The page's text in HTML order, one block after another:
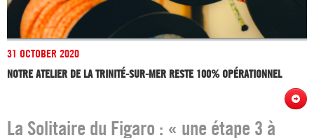
31 OCTOBER 2020
NOTRE ATELIER DE LA TRINITÉ-SUR-MER RESTE 100% OPÉRATIONNEL
La Solitaire du Figaro : « une étape 3 à